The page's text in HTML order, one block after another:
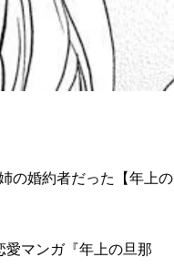
の婚約者だった【年上の
愛マンガ『年上の旦那